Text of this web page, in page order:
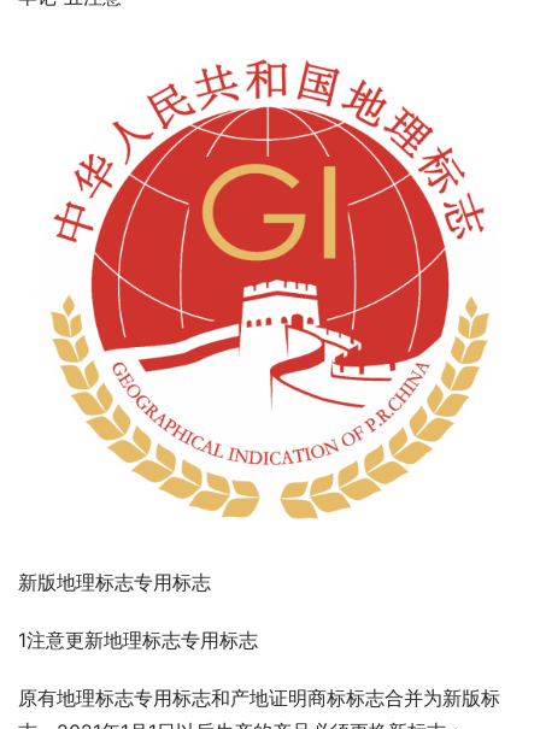
新版地理标志专用标志
1注意更新地理标志专用标志
原有地理标志专用标志和产地证明商标标志合并为新版标